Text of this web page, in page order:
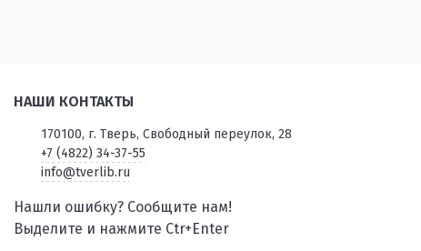
НАШИ КОНТАКТЫ
170100, г. Тверь, Свободный переулок, 28
+7 (4822) 34-37-55
info@tverlib.ru
Нашли ошибку? Сообщите нам!
Выделите и нажмите Ctr+Enter